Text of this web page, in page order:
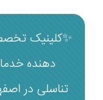
✨کلینیک
دهنده
تناسلی در